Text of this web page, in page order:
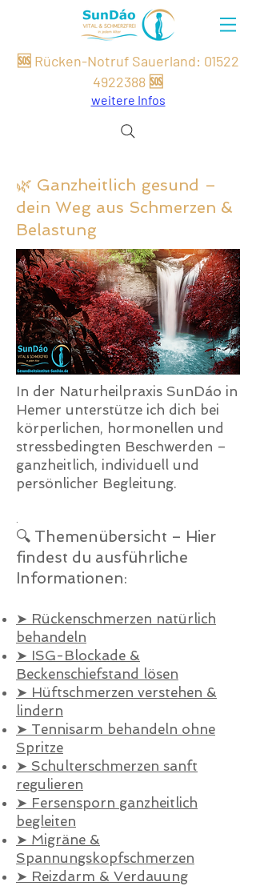
🆘 Rücken-Notruf Sauerland: 01522
4922388 🆘
weitere Infos
🌿 Ganzheitlich gesund –
dein Weg aus Schmerzen &
Belastung
In der Naturheilpraxis SunDáo in
Hemer unterstütze ich dich bei
körperlichen, hormonellen und
stressbedingten Beschwerden –
ganzheitlich, individuell und
persönlicher Begleitung.
🔍 Themenübersicht – Hier
findest du ausführliche
Informationen:
➤ Rückenschmerzen natürlich
behandeln
➤ ISG-Blockade &
Beckenschiefstand lösen
➤ Hüftschmerzen verstehen &
lindern
➤ Tennisarm behandeln ohne
Spritze
➤ Schulterschmerzen sanft
regulieren
➤ Fersensporn ganzheitlich
begleiten
➤ Migräne &
Spannungskopfschmerzen
➤ Reizdarm & Verdauung